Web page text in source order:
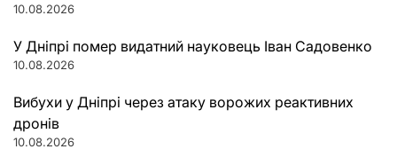
10.08.2026
У Дніпрі помер видатний науковець Іван Садовенко
10.08.2026
Вибухи у Дніпрі через атаку ворожих реактивних
дронів
10.08.2026